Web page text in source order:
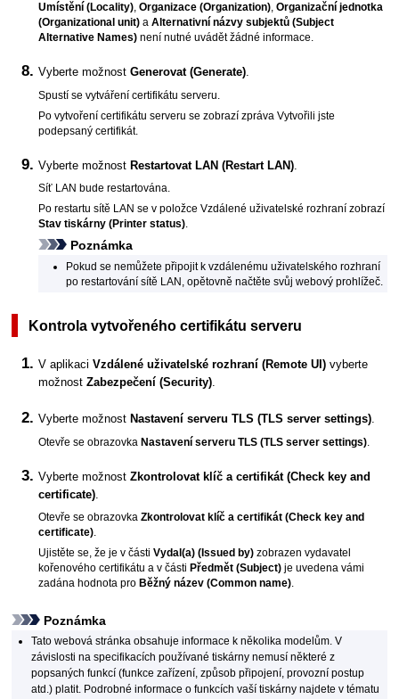
Umístění (Locality) ,Organizace (Organization) ,Organizační jednotka
(Organizational unit) aAlternativní názvy subjektů (Subject
Alternative Names) není nutné uvádět žádné informace.
Vyberte možnostGenerovat (Generate).
Spustí se vytváření certifikátu serveru.
Po vytvoření certifikátu serveru se zobrazí zprávaVytvořili jste
podepsaný certifikát.
Vyberte možnostRestartovat LAN (Restart LAN)
Síť LAN bude restartována.
Po restartu sítě LAN se v položceVzdálené uživatelské rozhraní zobrazí
Stav tiskárny (Printer status)
Poznámka
Pokud se nemůžete připojit k vzdálenému uživatelského rozhraní
po restartování sítě LAN, opětovně načtěte svůj webový prohlížeč.
Kontrola vytvořeného certifikátu serveru
V aplikaciVzdálené uživatelské rozhraní (Remote UI) vyberte
možnostZabezpečení (Security).
Vyberte možnost Nastavení serveru TLS (TLS server settings).
Otevře se obrazovkaNastavení serveru TLS (TLS server settings)
Vyberte možnostZkontrolovat klíč a certifikát (Check key and
certificate)
Otevře se obrazovkaZkontrolovat klíč a certifikát (Check key and
certificate)
Ujistěte se, že je v částiVydal(a) (Issued by) zobrazen vydavatel
kořenového certifikátu a v části Předmět (Subject) je uvedena vámi
zadána hodnota pro Běžný název (Common name)
Poznámka
Tato webová stránka obsahuje informace k několika modelům. V
závislosti na specifikacích používanétiskárny nemusí některé z
popsaných funkcí (funkce zařízení, způsob připojení, provozní postup
atd.) platit. Podrobné informace o funkcích vašítiskárny najdete v tématu